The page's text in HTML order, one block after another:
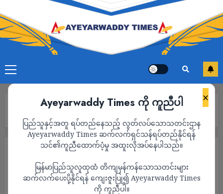
×
Ayeyarwaddy Times ကို ကူညီပါ
ပြည်သူနှင့်အတူ ရပ်တည်နေသည့် လွတ်လပ်သောသတင်းဌာန
Ayeyarwaddy Times ဆက်လက်ရှင်သန်ရပ်တည်နိုင်ရန်
သင်၏ကူညီထောက်ပံ့မှု အထူးလိုအပ်နေပါသည်။
မြန်မာပြည်သူလူထုထံ တိကျမှန်ကန်သောသတင်းများ
ဆက်လက်ပေးပို့နိုင်ရန် ကျေးဇူးပြု၍ Ayeyarwaddy Times
ကို ကူညီပါ။
ဧရာဝတီတိုင်း စိုက်ပျိုးရေးဦးစီးမှူး ဌာနတွင်
စစ်ဆေးမှုများခံနေရ